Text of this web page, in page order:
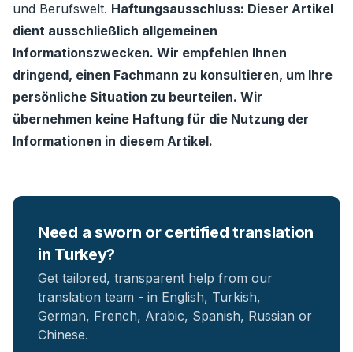
und Berufswelt. Haftungsausschluss: Dieser Artikel
dient ausschließlich allgemeinen
Informationszwecken. Wir empfehlen Ihnen
dringend, einen Fachmann zu konsultieren, um Ihre
persönliche Situation zu beurteilen. Wir
übernehmen keine Haftung für die Nutzung der
Informationen in diesem Artikel.
Need a sworn or certified translation
in Turkey?
Get tailored, transparent help from our
translation team - in English, Turkish,
German, French, Arabic, Spanish, Russian or
Chinese.